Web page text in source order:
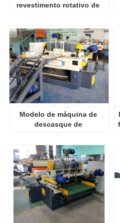
revestimento rotativo de
Modelo de máquina de
descasque de
velocidade